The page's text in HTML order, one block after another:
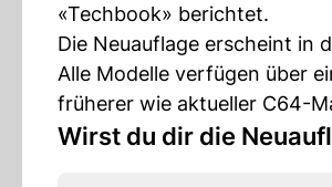
«Techbook» berichtet.
Die Neuauflage erscheint in
Alle Modelle verfügen über
früherer wie aktueller C64-
Wirst du dir die